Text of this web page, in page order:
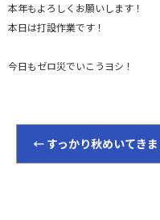
本年もよろしくお願いします！
本日は打設作業です！
今日もゼロ災でいこうヨシ！
← すっかり秋めいてきま